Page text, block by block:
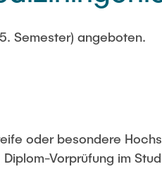
Semester) angeboten.
oder besondere
Vorprüfung im